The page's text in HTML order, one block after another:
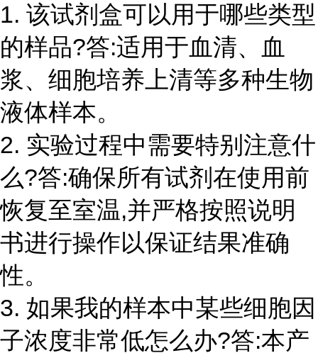
1. 该试剂盒可以用于哪些类型
的样品?答:适用于血清、血
浆、细胞培养上清等多种生物
液体样本。
2. 实验过程中需要特别注意什
么?答:确保所有试剂在使用前
恢复至室温,并严格按照说明
书进行操作以保证结果准确
性。
3. 如果我的样本中某些细胞因
子浓度非常低怎么办?答:本产